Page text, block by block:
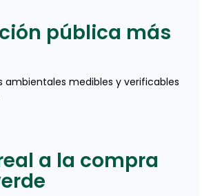
pública más
ambientales medibles y verificables
a la compra